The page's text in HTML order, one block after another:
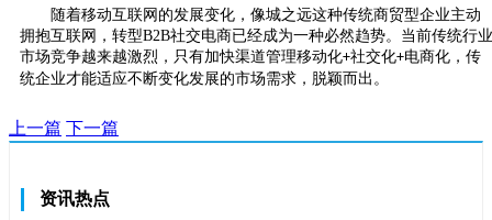
随着移动互联网的发展变化，像城之远这种传统商贸型企业主动
拥抱互联网，转型B2B社交电商已经成为一种必然趋势。当前传统行业
市场竞争越来越激烈，只有加快渠道管理移动化+社交化+电商化，传
统企业才能适应不断变化发展的市场需求，脱颖而出。
上一篇 下一篇
资讯热点